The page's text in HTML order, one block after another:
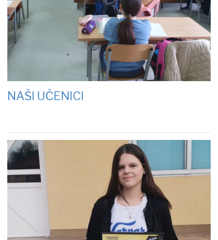
NAŠI UČENICI